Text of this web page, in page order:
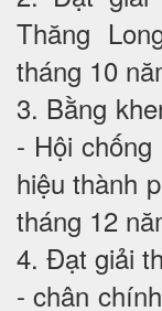
Thăng
tháng 10
3. Bằng
- Hội
hiệu thành
tháng 12
4. Đạt giải
- chân